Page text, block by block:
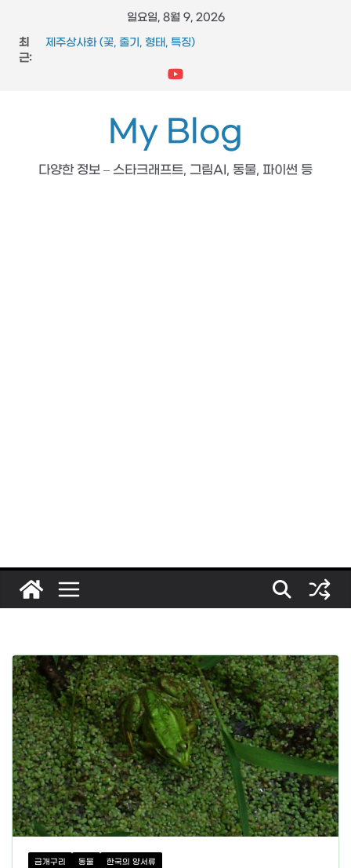
일요일, 8월 9, 2026
최
근:
제주상사화 (꽃, 줄기, 형태, 특징)
스타크래프트 메딕 마법 스킬 (힐, 옵티컬 플레어, 리스토레이
도마뱀 (특징, 생태, 생애, 생김새)
My Blog
다양한 정보 – 스타크래프트, 그림AI, 동물, 파이썬 등
금개구리 동물 한국의 양서류